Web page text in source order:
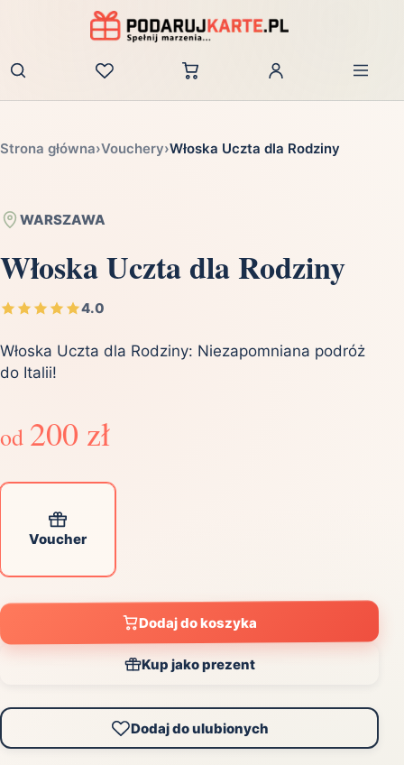
Zaloguj
Strona główna›Vouchery›Włoska Uczta dla Rodziny
WARSZAWA
Włoska Uczta dla Rodziny
4.0
Włoska Uczta dla Rodziny: Niezapomniana podróż
do Italii!
od 200 zł
Voucher
Dodaj do koszyka
Kup jako prezent
Dodaj do ulubionych